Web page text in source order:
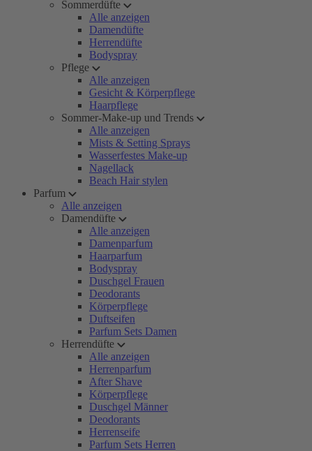
Sommerdüfte
Alle anzeigen
Damendüfte
Herrendüfte
Bodyspray
Pflege
Alle anzeigen
Gesicht & Körperpflege
Haarpflege
Sommer-Make-up und Trends
Alle anzeigen
Mists & Setting Sprays
Wasserfestes Make-up
Nagellack
Beach Hair stylen
Parfum
Alle anzeigen
Damendüfte
Alle anzeigen
Damenparfum
Haarparfum
Bodyspray
Duschgel Frauen
Deodorants
Körperpflege
Duftseifen
Parfum Sets Damen
Herrendüfte
Alle anzeigen
Herrenparfum
After Shave
Körperpflege
Duschgel Männer
Deodorants
Herrenseife
Parfum Sets Herren